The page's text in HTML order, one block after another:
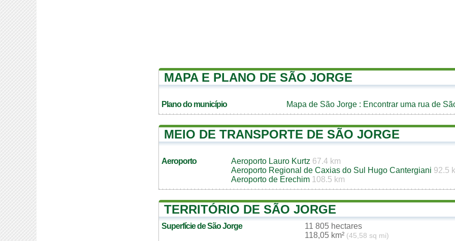
MAPA E PLANO DE SÃO JORGE
Plano do município Mapa de São Jorge : Encontrar uma rua de
MEIO DE TRANSPORTE DE SÃO JORGE
Aeroporto Aeroporto Lauro Kurtz 67.4 km
Aeroporto Regional de Caxias do Sul Hugo Cantergiani 92.5
Aeroporto de Erechim 108.5 km
TERRITÓRIO DE SÃO JORGE
Superfície de São Jorge
11 805 hectares
118,05 km² (45,58 sq mi)